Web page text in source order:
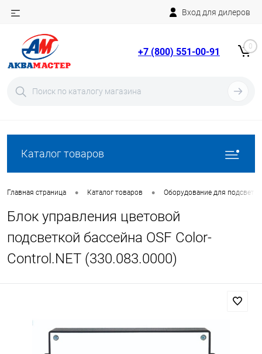
Вход для дилеров
+7 (800) 551-00-91 0
Каталог товаров
Главная страница • Каталог товаров • Оборудование для
Блок управления цветовой
подсветкой бассейна OSF Color-
Control.NET (330.083.0000)